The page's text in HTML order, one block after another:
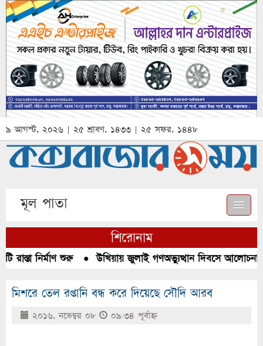
৯ আগস্ট, ২০২৬ | ২৫ শ্রাবণ, ১৪৩৩ | ২৫ সফর, ১৪৪৮
মূল পাতা
শিরোনাম
নির্মাণ শুরু●উখিয়ায় জুলাই গণঅভ্যুত্থান দিবসে আলোচনা,
মিশরে তেল রপ্তানি বন্ধ করে দিয়েছে সৌদি আরব
২০১৬, নভেম্বর ০৮ ০৯:৩৪ পূর্বাহ্ণ